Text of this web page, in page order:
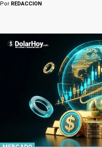
Por REDACCION